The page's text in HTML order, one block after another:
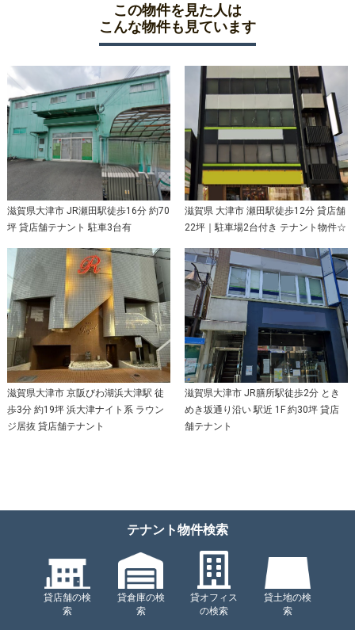
この物件を見た人は
こんな物件も見ています
滋賀県大津市 JR瀬田駅徒歩16分 約70
坪 貸店舗テナント 駐車3台有
滋賀県 大津市 瀬田駅徒歩12分 貸店舗
22坪｜駐車場2台付き テナント物件☆
滋賀県大津市 京阪びわ湖浜大津駅 徒
歩3分 約19坪 浜大津ナイト系 ラウン
ジ居抜 貸店舗テナント
滋賀県大津市 JR膳所駅徒歩2分 とき
めき坂通り沿い 駅近 1F 約30坪 貸店
舗テナント
テナント物件検索
貸店舗の検
索
貸倉庫の検
索
貸オフィス
の検索
貸土地の検
索